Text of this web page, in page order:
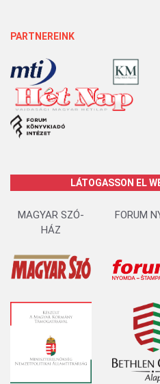
PARTNEREINK
LÁTOGASSON EL
MAGYAR SZÓ-
HÁZ
FORUM